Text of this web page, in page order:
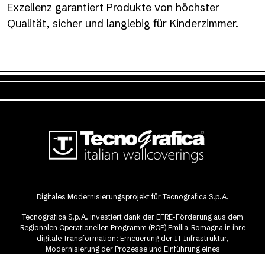
Exzellenz garantiert Produkte von höchster
Qualität, sicher und langlebig für Kinderzimmer.
Digitales Modernisierungsprojekt für Tecnografica S.p.A.
Tecnografica S.p.A. investiert dank der EFRE-Förderung aus dem
Regionalen Operationellen Programm (ROP) Emilia-Romagna in ihre
digitale Transformation: Erneuerung der IT-Infrastruktur,
Modernisierung der Prozesse und Einführung eines